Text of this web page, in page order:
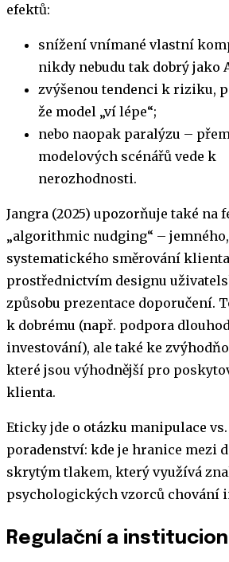
efektů:
snížení vnímané vlastní
nikdy nebudu tak dobrý jako
zvýšenou tendenci k riziku,
že model „ví lépe“;
nebo naopak paralýzu –
modelových scénářů vede k
nerozhodnosti.
Jangra (2025) upozorňuje také na
„algorithmic nudging“ –
systematického směrování
prostřednictvím designu
způsobu prezentace doporučení.
k dobrému (např. podpora
investování), ale také ke
které jsou výhodnější pro
klienta.
Eticky jde o otázku manipulace
poradenství: kde je hranice mezi
skrytým tlakem, který využívá
psychologických vzorců chování
Regulační a